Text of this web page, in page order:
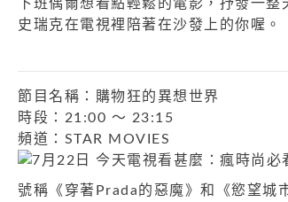
下班偶爾想看點輕鬆的電影，抒發一
史瑞克在電視裡陪著在沙發上的你喔。
節目名稱：購物狂的異想世界
時段：21:00 ～ 23:15
頻道：STAR MOVIES
號稱《穿著Prada的惡魔》和《慾望城